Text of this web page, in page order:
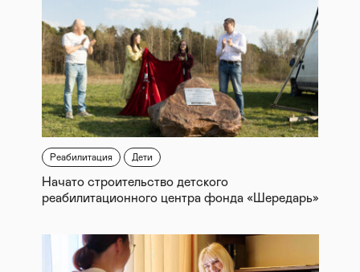
Реабилитация Дети
Начато строительство детского
реабилитационного центра фонда «Шередарь»